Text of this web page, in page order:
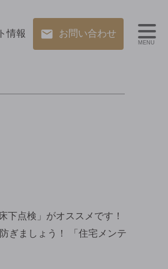
情報 お問い合わせ
下点検」がオススメです！
ぎましょう！ 「住宅メンテ
MENU